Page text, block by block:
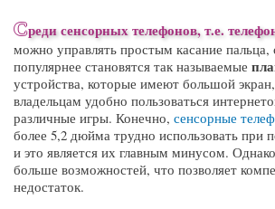
Средисенсорных телефонов, т.е.
можно управлять простым касание пальца,
популярнее становятся так называемые
устройства, которые имеют большой
владельцам удобно пользоваться
различные игры. Конечно, сенсорные
более 5,2 дюйма трудно использовать при
и это является их главным минусом.
больше возможностей, что позволяет
недостаток.